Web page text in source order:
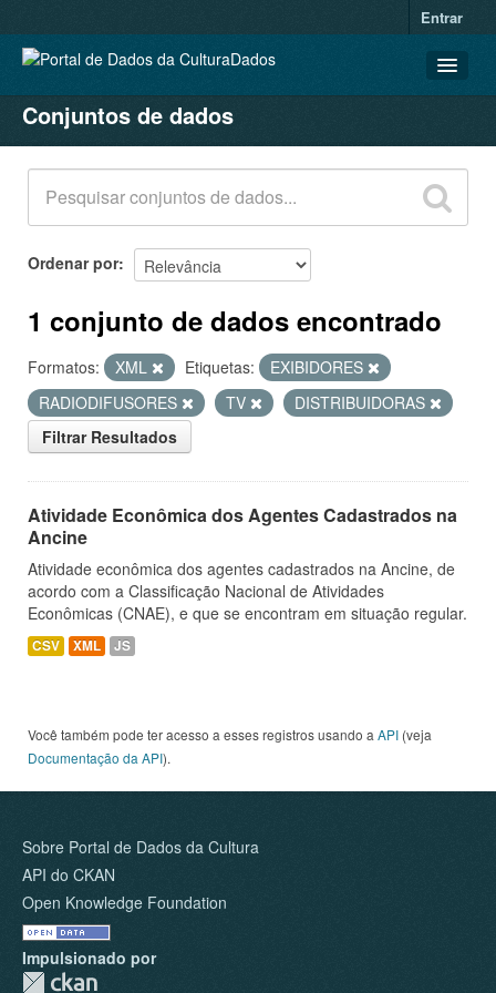
Entrar
CONJUNTOS DE DADOS
ORGANIZAÇÕES
GRUPOS
SOBRE
Conjuntos de dados
Ordenar por
1 conjunto de dados encontrado
Formatos: XML Etiquetas:
EXIBIDORES
RADIODIFUSORES
TV
DISTRIBUIDORAS
Filtrar Resultados
Atividade Econômica dos Agentes Cadastrados na
Ancine
Atividade econômica dos agentes cadastrados na Ancine, de
acordo com a Classificação Nacional de Atividades
Econômicas (CNAE), e que se encontram em situação regular.
CSV XML JS
Você também pode ter acesso a esses registros usando a API (veja
Documentação da API).
Sobre Portal de Dados da Cultura
API do CKAN
Open Knowledge Foundation
Impulsionado por